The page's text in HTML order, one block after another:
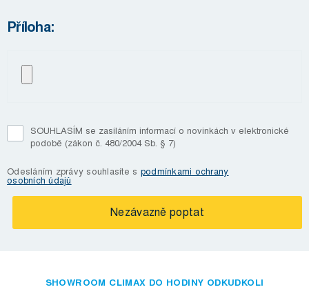
Příloha:
SOUHLASÍM se zasíláním informací o novinkách v elektronické
podobě (zákon č. 480/2004 Sb. § 7)
Odesláním zprávy souhlasíte s podmínkami ochrany
osobních údajů
SHOWROOM CLIMAX DO HODINY ODKUDKOLI